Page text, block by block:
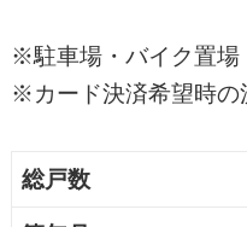
※駐車場・バイク置場
※カード決済希望時の
総戸数